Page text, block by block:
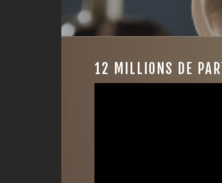
12 MILLIONS DE